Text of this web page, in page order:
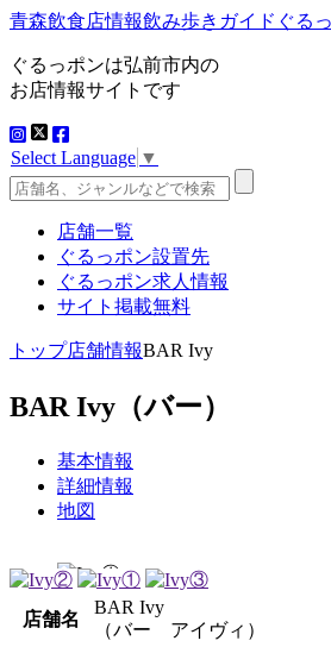
青森飲食店情報飲み歩きガイドぐる
ぐるっポンは弘前市内の
お店情報サイトです
Select Language ▼
店舗一覧
ぐるっポン設置先
ぐるっポン求人情報
サイト掲載無料
トップ店舗情報BAR Ivy
BAR Ivy （バー）
基本情報
詳細情報
地図
店舗名
BAR Ivy
（バー アイヴィ）